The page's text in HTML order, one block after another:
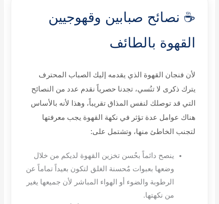
☕ نصائح صبابين وقهوجيين
القهوة بالطائف
لأن فنجان القهوة الذي يقدمه إليك الصباب المحترف
يترك ذكرى لا تنُسي، تجدنا حصرياً نقدم عدد من النصائح
التي قد توصلك لنفس المذاق تقريباً، وهذا لأنه بالأساس
هناك عوامل عدة تؤثر في نكهة القهوة يجب معرفتها
لتجنب الخاطئ منها، وتشتمل على:
ينصح دائماً بحُسن تخزين القهوة لديكم من خلال
وضعها بعبوات مٌحسنة الغلق لتكون بعيداً تماماً عن
الرطوبة والضوء أو الهواء المباشر لأن جميعها يغير
من نكهتها.